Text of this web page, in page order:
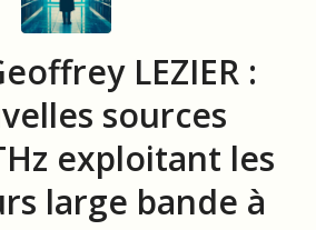
LEZIER :
sources
exploitant les
large bande à